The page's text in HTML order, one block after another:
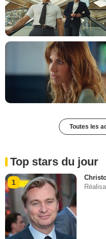
Toutes les
Top stars du jour
1